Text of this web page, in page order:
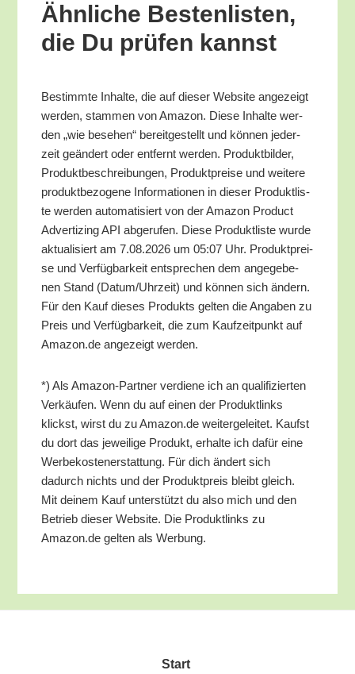
Ähn­li­che Bes­ten­lis­ten,
die Du prü­fen kannst
Bestimm­te Inhal­te, die auf die­ser Web­site ange­zeigt
wer­den, stam­men von Ama­zon. Die­se Inhal­te wer­
den „wie bese­hen“ bereit­ge­stellt und kön­nen jeder­
zeit geän­dert oder ent­fernt wer­den. Pro­dukt­bil­der,
Pro­dukt­be­schrei­bun­gen, Pro­dukt­prei­se und wei­te­re
pro­dukt­be­zo­ge­ne Infor­ma­tio­nen in die­ser Pro­dukt­lis­
te wer­den auto­ma­ti­siert von der Ama­zon Pro­duct
Adver­tiz­ing API abge­ru­fen. Die­se Pro­dukt­lis­te wur­de
aktua­li­siert am 7.08.2026 um 05:07 Uhr. Pro­dukt­prei­
se und Ver­füg­bar­keit ent­spre­chen dem ange­ge­be­
nen Stand (Datum/​Uhrzeit) und kön­nen sich ändern.
Für den Kauf die­ses Pro­dukts gel­ten die Anga­ben zu
Preis und Ver­füg­bar­keit, die zum Kauf­zeit­punkt auf
Amazon.de ange­zeigt werden.
*) Als Ama­zon-Part­ner ver­die­ne ich an qua­li­fi­zier­ten
Ver­käu­fen. Wenn du auf einen der Pro­dukt­links
klickst, wirst du zu Amazon.de wei­ter­ge­lei­tet. Kaufst
du dort das jewei­li­ge Pro­dukt, erhal­te ich dafür eine
Wer­be­kos­ten­er­stat­tung. Für dich ändert sich
dadurch nichts und der Pro­dukt­preis bleibt gleich.
Mit dei­nem Kauf unter­stützt du also mich und den
Betrieb die­ser Web­site. Die Pro­dukt­links zu
Amazon.de gel­ten als Werbung.
Start